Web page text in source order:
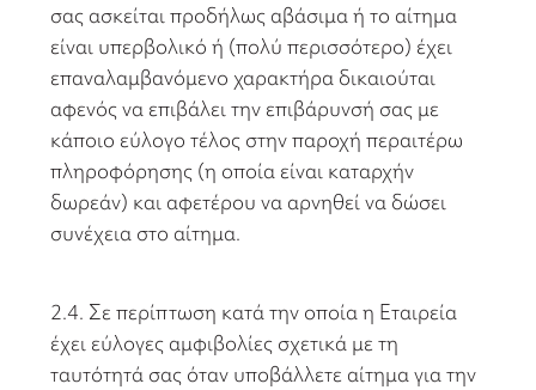
σας ασκείται προδήλως αβάσιμα ή το αίτημα
είναι υπερβολικό ή (πολύ περισσότερο) έχει
επαναλαμβανόμενο χαρακτήρα δικαιούται
αφενός να επιβάλει την επιβάρυνσή σας με
κάποιο εύλογο τέλος στην παροχή περαιτέρω
πληροφόρησης (η οποία είναι καταρχήν
δωρεάν) και αφετέρου να αρνηθεί να δώσει
συνέχεια στο αίτημα.
2.4. Σε περίπτωση κατά την οποία η Εταιρεία
έχει εύλογες αμφιβολίες σχετικά με τη
ταυτότητά σας όταν υποβάλλετε αίτημα για την